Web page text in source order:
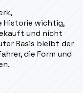
Historie wichtig,
und nicht
Basis bleibt der
die Form und